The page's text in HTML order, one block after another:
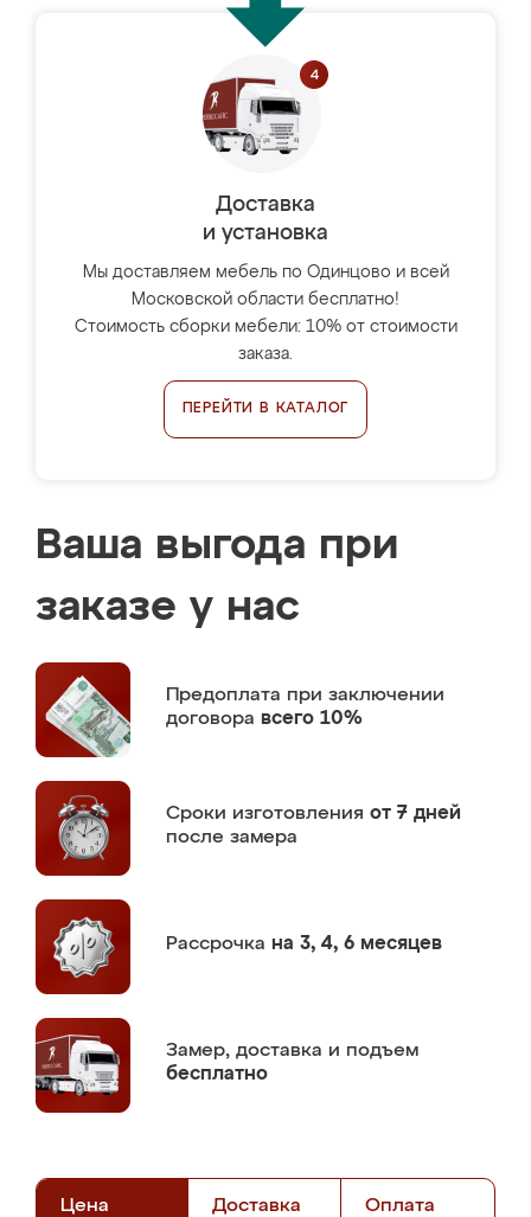
Доставка
и установка
Мы доставляем мебель по Одинцово и всей
Московской области бесплатно!
Стоимость сборки мебели: 10% от стоимости
заказа.
ПЕРЕЙТИ В КАТАЛОГ
Ваша выгода при
заказе у нас
Предоплата при заключении
договора всего 10%
Сроки изготовления от 7 дней
после замера
Рассрочка на 3, 4, 6 месяцев
Замер, доставка и подъем
бесплатно
Цена Доставка Оплата